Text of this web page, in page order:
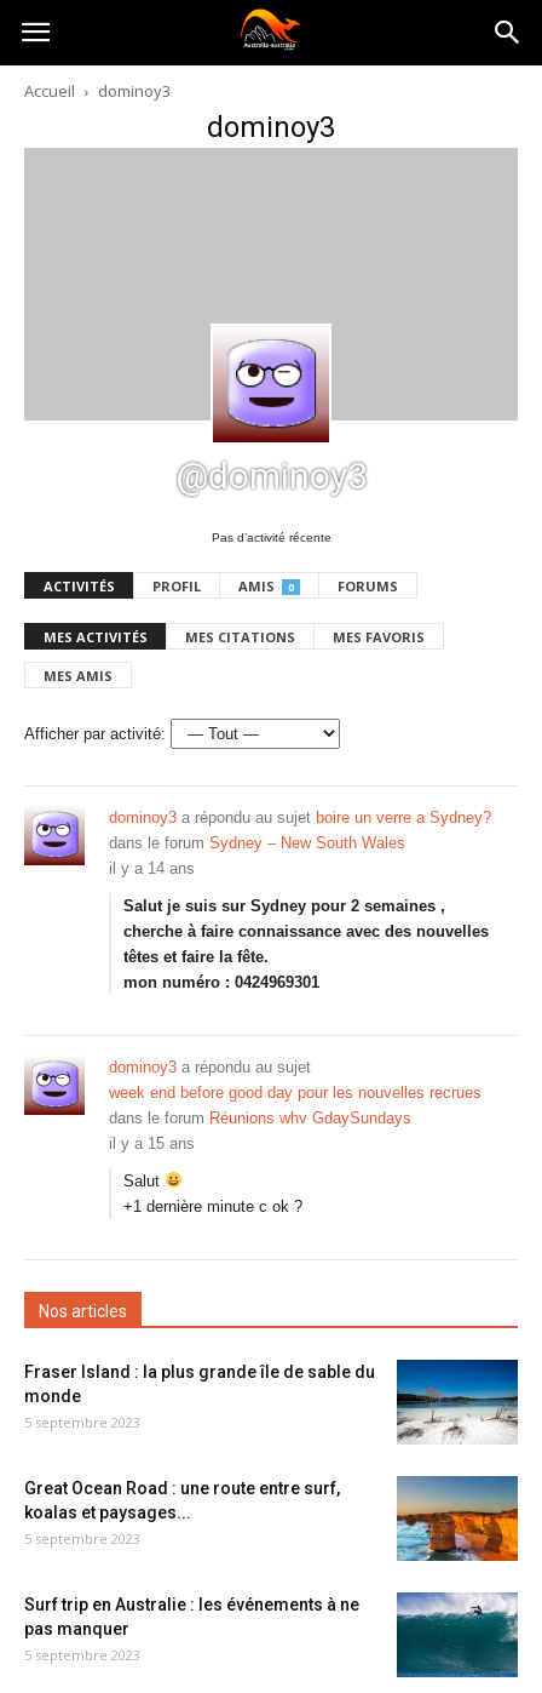
Australia-
australie.com
Accueil dominoy3
dominoy3
@dominoy3
Pas d’activité récente
ACTIVITÉS PROFIL AMIS 0 FORUMS
MES ACTIVITÉS MES CITATIONS MES FAVORIS
MES AMIS
Afficher par activité:
dominoy3 a répondu au sujet boire un verre a Sydney?
dans le forum Sydney – New South Wales
il y a 14 ans
Salut je suis sur Sydney pour 2 semaines ,
cherche à faire connaissance avec des nouvelles
têtes et faire la fête.
mon numéro : 0424969301
dominoy3 a répondu au sujet
week end before good day pour les nouvelles recrues
dans le forum Réunions whv GdaySundays
il y a 15 ans
Salut
+1 dernière minute c ok ?
Nos articles
Fraser Island : la plus grande île de sable du
monde
5 septembre 2023
Great Ocean Road : une route entre surf,
koalas et paysages...
5 septembre 2023
Surf trip en Australie : les événements à ne
pas manquer
5 septembre 2023